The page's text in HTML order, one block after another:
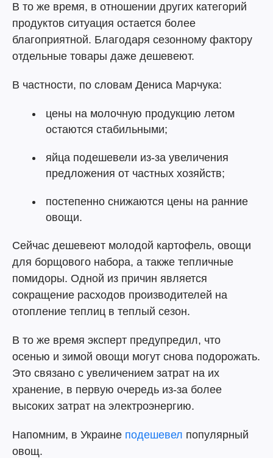
В то же время, в отношении других категорий
продуктов ситуация остается более
благоприятной. Благодаря сезонному фактору
отдельные товары даже дешевеют.
В частности, по словам Дениса Марчука:
цены на молочную продукцию летом
остаются стабильными;
яйца подешевели из-за увеличения
предложения от частных хозяйств;
постепенно снижаются цены на ранние
овощи.
Сейчас дешевеют молодой картофель, овощи
для борщового набора, а также тепличные
помидоры. Одной из причин является
сокращение расходов производителей на
отопление теплиц в теплый сезон.
В то же время эксперт предупредил, что
осенью и зимой овощи могут снова подорожать.
Это связано с увеличением затрат на их
хранение, в первую очередь из-за более
высоких затрат на электроэнергию.
Напомним, в Украине подешевел популярный
овощ.